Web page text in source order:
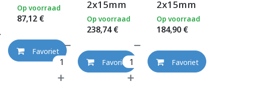
87,12€
Op voorraad
Favoriet
2x15mm
238,74€
Op voorraad
Favoriet
2x15mm
184,90€
Op voorraad
Favoriet